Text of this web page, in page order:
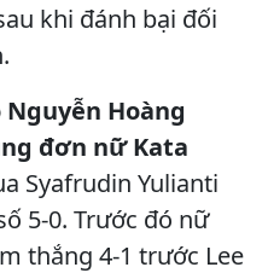
khi đánh bại đối
Nguyễn Hoàng
đơn nữ Kata
Syafrudin Yulianti
5-0. Trước đó nữ
thắng 4-1 trước Lee